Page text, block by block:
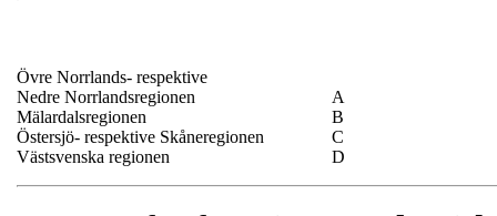
Övre Norrlands- respektive
Nedre Norrlandsregionen
A
Mälardalsregionen
B
Östersjö- respektive Skåneregionen
C
Västsvenska regionen
D